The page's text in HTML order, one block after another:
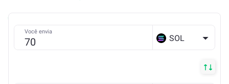
Você envia
SOL